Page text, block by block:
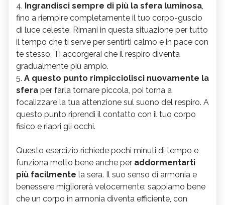
4. Ingrandisci sempre di più la sfera luminosa,
fino a riempire completamente il tuo corpo-guscio
di luce celeste. Rimani in questa situazione per tutto
il tempo che ti serve per sentirti calmo e in pace con
te stesso. Ti accorgerai che il respiro diventa
gradualmente più ampio.
5. A questo punto rimpicciolisci nuovamente la
sfera per farla tornare piccola, poi torna a
focalizzare la tua attenzione sul suono del respiro. A
questo punto riprendi il contatto con il tuo corpo
fisico e riapri gli occhi.
Questo esercizio richiede pochi minuti di tempo e
funziona molto bene anche per addormentarti
più facilmente la sera. Il suo senso di armonia e
benessere migliorerà velocemente: sappiamo bene
che un corpo in armonia diventa efficiente, con